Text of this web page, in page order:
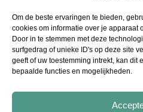
Om de beste ervaringen te bieden,
cookies om informatie over je apparaat
Door in te stemmen met deze
surfgedrag of unieke ID's op deze site
geeft of uw toestemming intrekt, kan
bepaalde functies en mogelijkheden.
Meer informatie
Persmap